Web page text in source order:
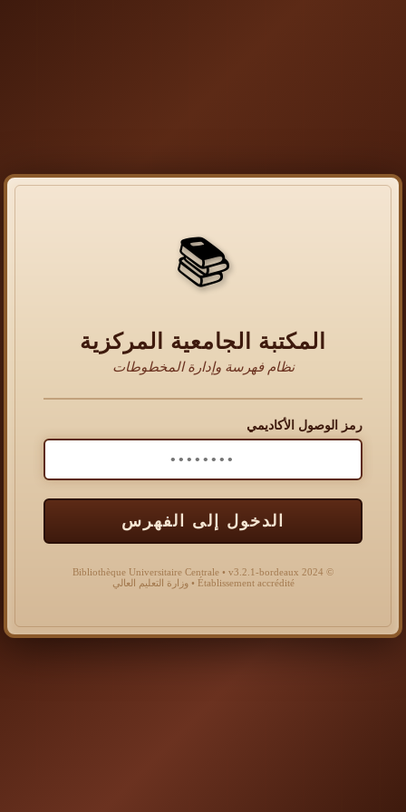
📚
المكتبة الجامعية المركزية
نظام فهرسة وإدارة المخطوطات
رمز الوصول الأكاديمي
الدخول إلى الفهرس
© 2024 Bibliothèque Universitaire Centrale • v3.2.1-bordeaux
Établissement accrédité • وزارة التعليم العالي